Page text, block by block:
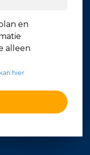
en
alleen
kan hier